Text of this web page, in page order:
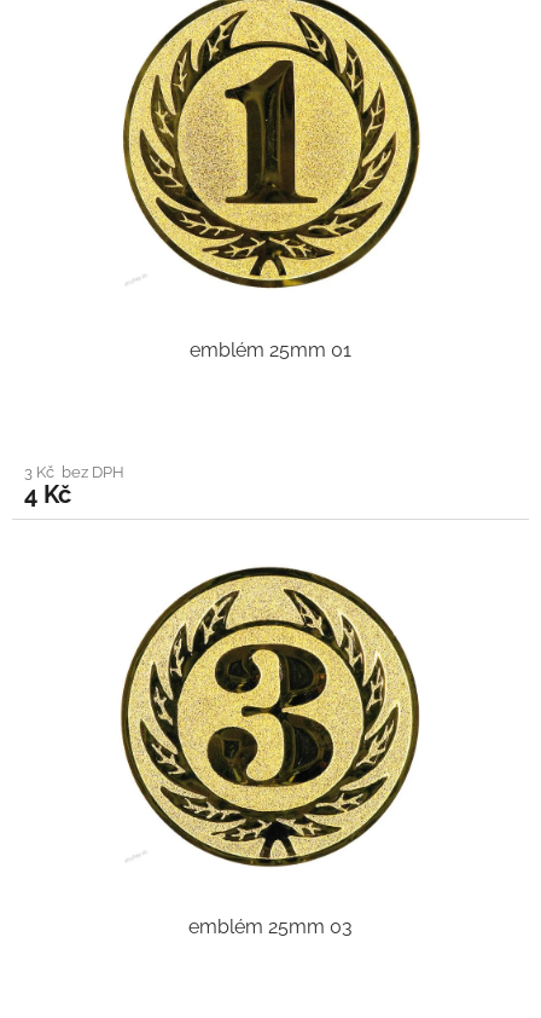
emblém 25mm 01
3 Kč bez DPH
4 Kč
emblém 25mm 03